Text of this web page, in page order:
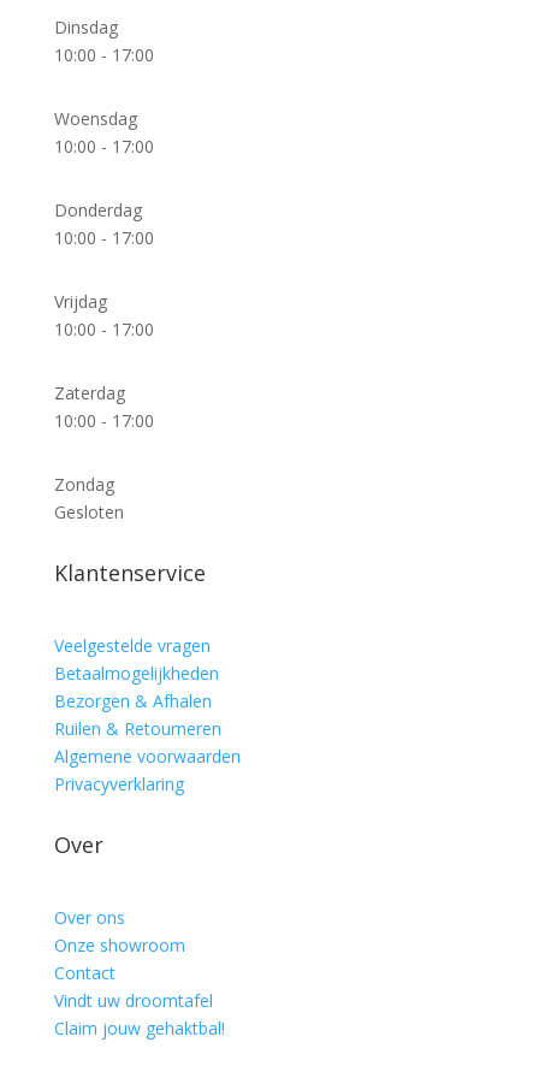
Dinsdag
10:00 - 17:00
Woensdag
10:00 - 17:00
Donderdag
10:00 - 17:00
Vrijdag
10:00 - 17:00
Zaterdag
10:00 - 17:00
Zondag
Gesloten
Klantenservice
Veelgestelde vragen
Betaalmogelijkheden
Bezorgen & Afhalen
Ruilen & Retourneren
Algemene voorwaarden
Privacyverklaring
Over
Over ons
Onze showroom
Contact
Vindt uw droomtafel
Claim jouw gehaktbal!